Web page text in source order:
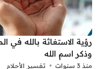
رؤية الاستغاثة بالله في
وذكر اسم الله
منذ 3 سنوات تفسير الأحلام